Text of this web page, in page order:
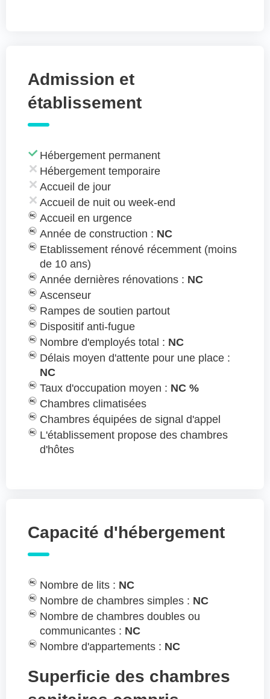
Admission et
établissement
Hébergement permanent
Hébergement temporaire
Accueil de jour
Accueil de nuit ou week-end
Accueil en urgence
Année de construction : NC
Etablissement rénové récemment (moins
de 10 ans)
Année dernières rénovations : NC
Ascenseur
Rampes de soutien partout
Dispositif anti-fugue
Nombre d'employés total : NC
Délais moyen d'attente pour une place :
NC
Taux d'occupation moyen : NC %
Chambres climatisées
Chambres équipées de signal d'appel
L'établissement propose des chambres
d'hôtes
Capacité d'hébergement
Nombre de lits : NC
Nombre de chambres simples : NC
Nombre de chambres doubles ou
communicantes : NC
Nombre d'appartements : NC
Superficie des chambres